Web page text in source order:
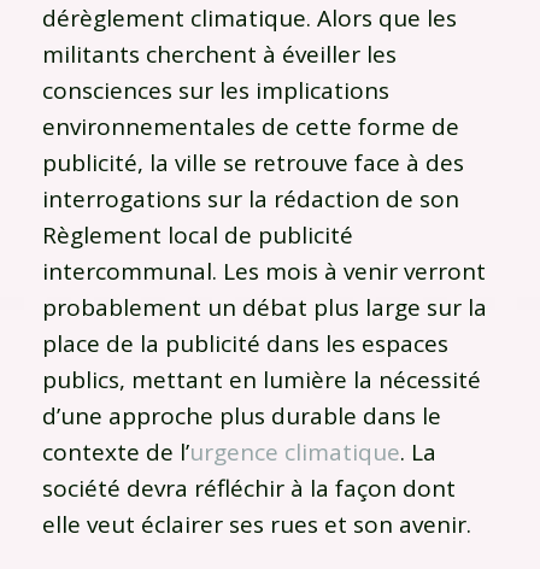
dérèglement climatique. Alors que les
militants cherchent à éveiller les
consciences sur les implications
environnementales de cette forme de
publicité, la ville se retrouve face à des
interrogations sur la rédaction de son
Règlement local de publicité
intercommunal. Les mois à venir verront
probablement un débat plus large sur la
place de la publicité dans les espaces
publics, mettant en lumière la nécessité
d’une approche plus durable dans le
contexte de l’urgence climatique. La
société devra réfléchir à la façon dont
elle veut éclairer ses rues et son avenir.